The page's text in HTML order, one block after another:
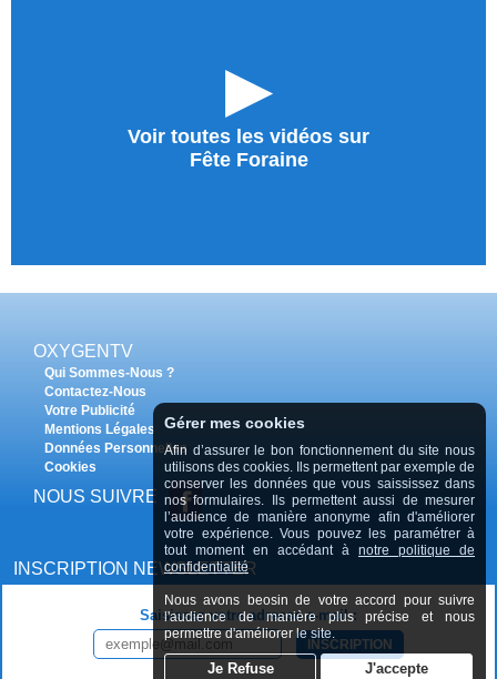
►
Voir toutes les vidéos sur
Fête Foraine
OXYGENTV
Qui Sommes-Nous ?
Contactez-Nous
Votre Publicité
Mentions Légales
Données Personnelles
Cookies
NOUS SUIVRE
INSCRIPTION NEWSLETTER
Saisissez votre adresse e-mail :
INSCRIPTION
Gérer mes cookies
Afin d’assurer le bon fonctionnement du site nous
utilisons des cookies. Ils permettent par exemple de
conserver les données que vous saississez dans
nos formulaires. Ils permettent aussi de mesurer
l’audience de manière anonyme afin d'améliorer
votre expérience. Vous pouvez les paramétrer à
tout moment en accédant à notre politique de
confidentialité
Nous avons beosin de votre accord pour suivre
l'audience de manière plus précise et nous
permettre d'améliorer le site.